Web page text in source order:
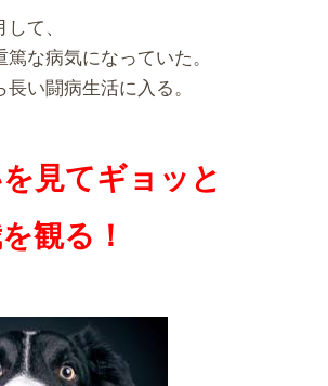
て、
な病気になっていた。
い闘病生活に入る。
見てギョッと
観る！